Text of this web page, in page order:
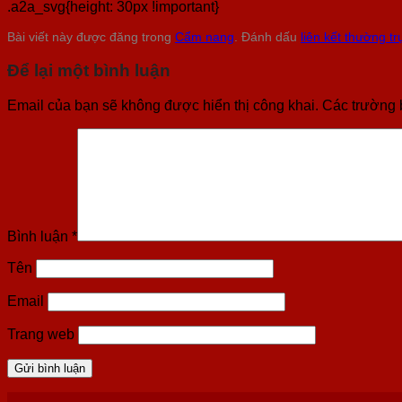
.a2a_svg{height: 30px !important}
Bài viết này được đăng trong Cẩm nang . Đánh dấu liên kết thường
Để lại một bình luận
Email của bạn sẽ không được hiển thị công khai. Các trường
Bình luận *
Tên
Email
Trang web